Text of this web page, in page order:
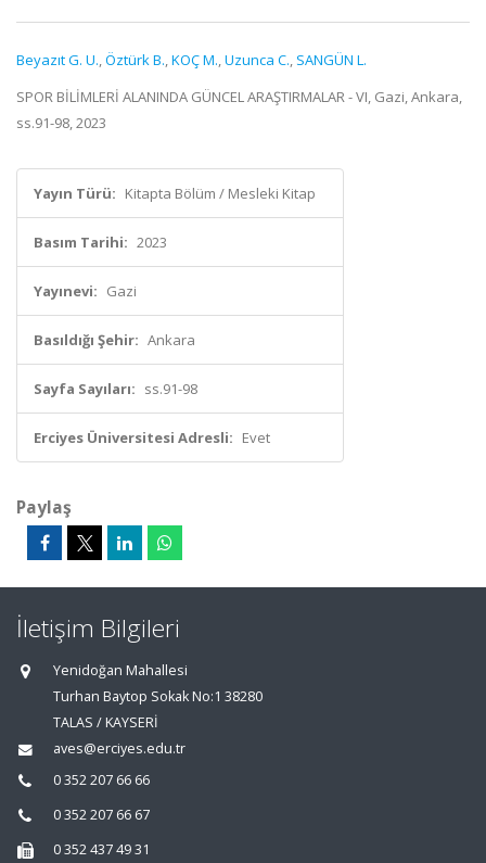
Beyazıt G. U.,Öztürk B.,KOÇ M.,Uzunca C., SANGÜN L.
SPOR BİLİMLERİ ALANINDA GÜNCEL ARAŞTIRMALAR - VI, Gazi, Ankara,
ss.91-98, 2023
Yayın Türü: Kitapta Bölüm / Mesleki Kitap
Basım Tarihi: 2023
Yayınevi: Gazi
Basıldığı Şehir: Ankara
Sayfa Sayıları: ss.91-98
Erciyes Üniversitesi Adresli: Evet
Paylaş
İletişim Bilgileri
Yenidoğan Mahallesi
Turhan Baytop Sokak No:1 38280
TALAS / KAYSERİ
aves@erciyes.edu.tr
0 352 207 66 66
0 352 207 66 67
0 352 437 49 31